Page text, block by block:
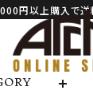
円以上購入で送